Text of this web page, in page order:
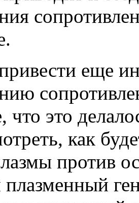
еще
что это
как
против